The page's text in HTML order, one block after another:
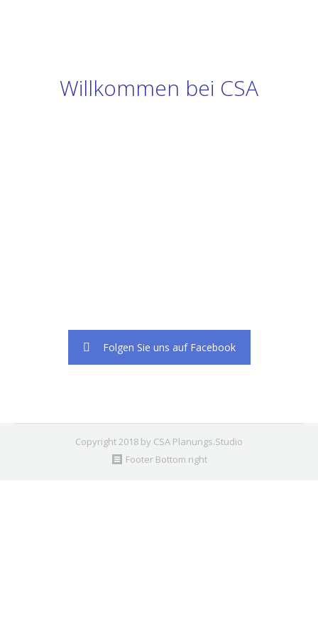
Willkommen bei CSA
Folgen Sie uns auf Facebook
Copyright 2018 by CSA Planungs.Studio
Footer Bottom right